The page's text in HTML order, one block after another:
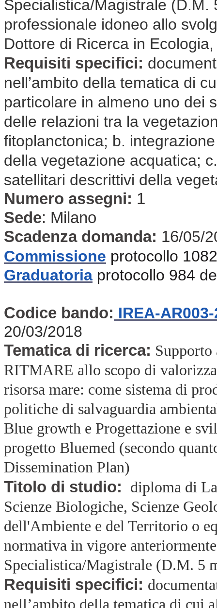
Specialistica/Magistrale
professionale idoneo allo
Dottore di Ricerca in
Requisiti specifici:
nell’ambito della tematica di
particolare in almeno uno dei
delle relazioni tra la
fitoplanctonica; b.
della vegetazione acquatica;
satellitari descrittivi della
Numero assegni: 1
Sede: Milano
Scadenza domanda: 16/05/
Commissione protocollo
Graduatoria protocollo 984
Codice bando: IREA-
20/03/2018
Tematica di ricerca:
RITMARE allo scopo di
risorsa mare: come sistema di
politiche di salvaguardia
Blue growth e Progettazione e
progetto Bluemed (secondo
Dissemination Plan)
Titolo di studio: diploma di
Scienze Biologiche, Scienze
dell'Ambiente e del Territorio o
normativa in vigore
Specialistica/Magistrale (D.M. 5
Requisiti specifici:
nell’ambito della tematica di cui